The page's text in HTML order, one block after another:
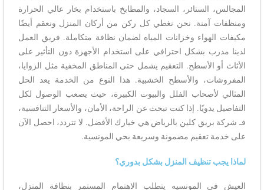
المجالس، الستائر، السجاد، والمطابخ باستخدام بخار عالي الحرارة
ومنظفات آمنة. نحن نغطي كل ركن من أركان المنزل ونعقم أيضًا
مكيفات الهواء وخزانات المياه لضمان نظافة متكاملة. فريق العمل
لدينا مدرب بشكل احترافي على استخدام الأجهزة دون التأثير على
الأثاث أو الأسطح. التعقيم يشمل حتى المناطق المخفية مثل الزوايا،
المفروشات، والأسطح الخشبية. هذا النوع من الخدمة يعد الحل
المثالي لأصحاب الفلل والبيوت الكبيرة، حيث يصعب الوصول لكل
التفاصيل يدويًا. إذا كنت تبحث عن الراحة، الأمان، والأسعار التنافسية،
فـ شركة بريق كلين بالرياض هي خيارك الأفضل. لا تتردد، احصل الآن
على خدمة تعقيم مضمونة وسريعة بحي المونسية.
لماذا يجب تنظيف المنزل بشكل بدوري؟
العيش في المونسيه يتطلب الاهتمام المستمر بنظافة المنزل،